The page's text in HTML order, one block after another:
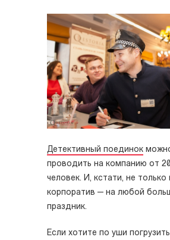
Детективный поединок
проводить на компанию от
человек. И, кстати, не только
корпоратив — на любой
праздник.
Если хотите по уши